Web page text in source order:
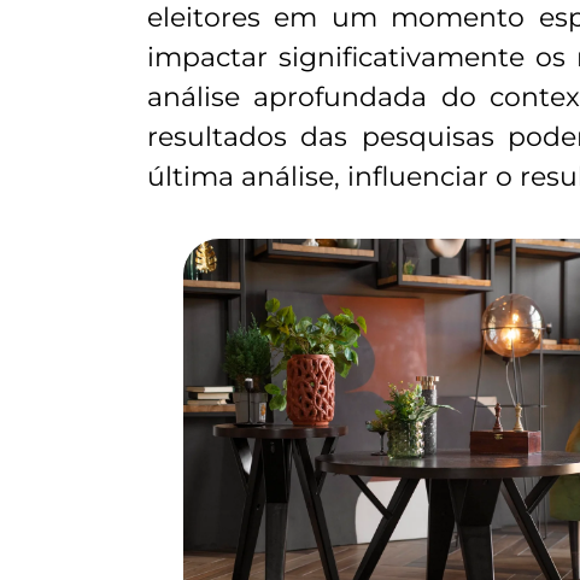
eleitores em um momento
impactar significativamente os
análise aprofundada do
resultados das pesquisas
última análise, influenciar o